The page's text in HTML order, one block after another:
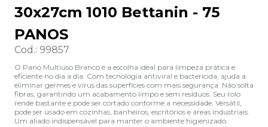
30x27cm 1010 Bettanin - 75
PANOS
Cod.: 99857
O Pano Multiuso Branco é a escolha ideal para limpeza prática e
eficiente no dia a dia. Com tecnologia antiviral e bactericida, ajuda a
eliminar germes e vírus das superfícies com mais segurança. Não solta
fibras, garantindo um acabamento limpo e sem resíduos. Seu rolo
rende bastante e pode ser cortado conforme a necessidade. Versátil,
pode ser usado em cozinhas, banheiros, escritórios e áreas industriais.
Um aliado indispensável para manter o ambiente higienizado.